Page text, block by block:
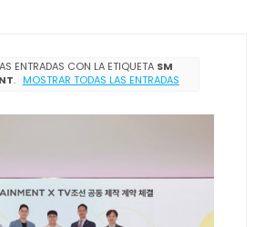
ENTRADAS CON LA ETIQUETA SM
. MOSTRAR TODAS LAS ENTRADAS